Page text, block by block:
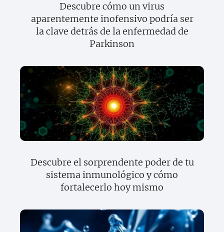
Descubre cómo un virus
aparentemente inofensivo podría ser
la clave detrás de la enfermedad de
Parkinson
Descubre el sorprendente poder de tu
sistema inmunológico y cómo
fortalecerlo hoy mismo